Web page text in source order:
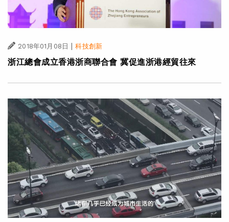
2018年01月08日 | 科技創新
浙江總會成立香港浙商聯合會 冀促進浙港經貿往來